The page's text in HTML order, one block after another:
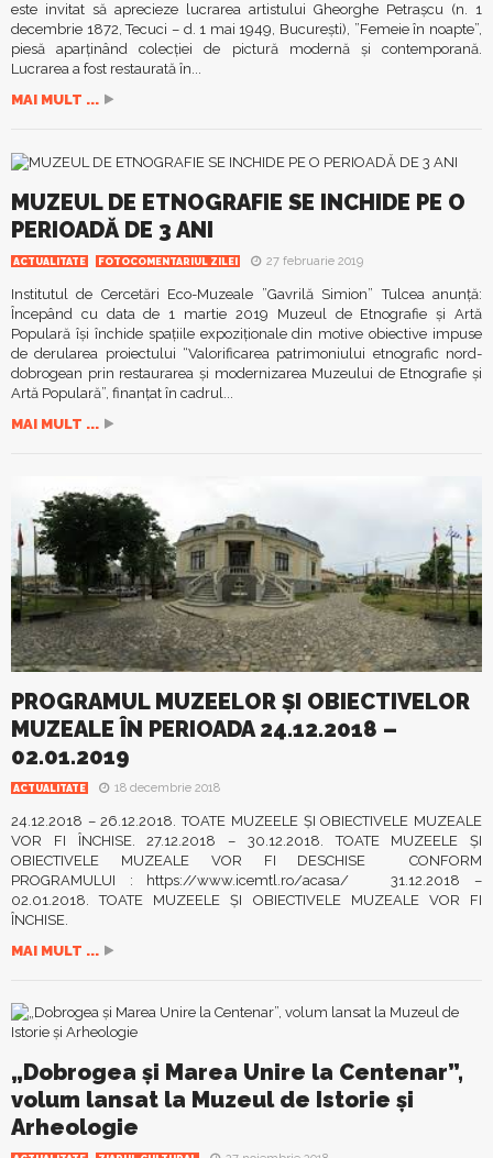
este invitat să aprecieze lucrarea artistului Gheorghe Petrașcu (n. 1
decembrie 1872, Tecuci – d. 1 mai 1949, București), ”Femeie în noapte”,
piesă aparținând colecției de pictură modernă și contemporană.
Lucrarea a fost restaurată în...
MAI MULT ...
MUZEUL DE ETNOGRAFIE SE INCHIDE PE O
PERIOADĂ DE 3 ANI
ACTUALITATE FOTOCOMENTARIUL ZILEI 27 februarie 2019
Institutul de Cercetări Eco-Muzeale ”Gavrilă Simion” Tulcea anunță:
Începând cu data de 1 martie 2019 Muzeul de Etnografie și Artă
Populară își închide spațiile expoziționale din motive obiective impuse
de derularea proiectului “Valorificarea patrimoniului etnografic nord-
dobrogean prin restaurarea și modernizarea Muzeului de Etnografie și
Artă Populară”, finanțat în cadrul...
MAI MULT ...
PROGRAMUL MUZEELOR ȘI OBIECTIVELOR
MUZEALE ÎN PERIOADA 24.12.2018 –
02.01.2019
ACTUALITATE 18 decembrie 2018
24.12.2018 – 26.12.2018. TOATE MUZEELE ȘI OBIECTIVELE MUZEALE
VOR FI ÎNCHISE. 27.12.2018 – 30.12.2018. TOATE MUZEELE ȘI
OBIECTIVELE MUZEALE VOR FI DESCHISE CONFORM
PROGRAMULUI : https://www.icemtl.ro/acasa/ 31.12.2018 –
02.01.2018. TOATE MUZEELE ȘI OBIECTIVELE MUZEALE VOR FI
ÎNCHISE.
MAI MULT ...
„Dobrogea și Marea Unire la Centenar”,
volum lansat la Muzeul de Istorie și
Arheologie